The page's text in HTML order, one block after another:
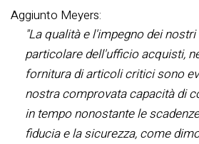
Aggiunto Meyers:
"La qualità e l'impegno dei
particolare dell'ufficio acquisti,
fornitura di articoli critici sono
nostra comprovata capacità di
in tempo nonostante le
fiducia e la sicurezza, come